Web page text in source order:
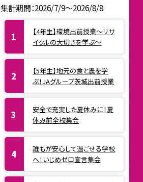
集計期間：2026/7/9～2026/8/8
【4年生】環境出前授業〜リサ
イクルの大切さを学ぶ〜
【5年生】地元の食と農を学
ぶ！JAグループ茨城出前授業
安全で充実した夏休みに！夏
休み前全校集会
誰もが安心して過ごせる学校
へ！いじめゼロ宣言集会